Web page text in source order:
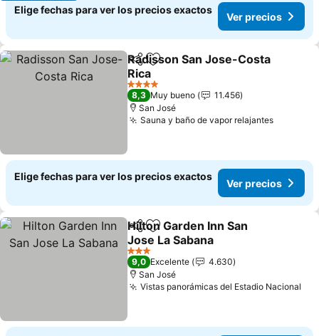
Elige fechas para ver los precios exactos
Ver precios
CompartirAgregar a favoritos
Radisson San Jose-Costa
Rica
Ver precios
4 Estrellas
8,3 Muy bueno
11.456
San José
Sauna y baño de vapor relajantesVer
Elige fechas para ver los precios exactos
Ver precios
CompartirAgregar a favoritos
Hilton Garden Inn San
Jose La Sabana
Ver precios
3 Estrellas
9,0 Excelente
4.630
San José
Vistas panorámicas del Estadio Nacional